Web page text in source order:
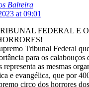
Balreira
at 09:01
FEDERAL E
Tribunal Federal
para os calabouços
representa as mesmas
e evangélica, que por
circo dos horrores